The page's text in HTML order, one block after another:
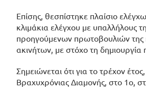
Επίσης, θεσπίστηκε πλαίσιο
κλιμάκια ελέγχου με υπαλλήλους
προηγούμενων πρωτοβουλιών
ακινήτων, με στόχο τη δημιουργία
Σημειώνεται ότι για το τρέχον
Βραχυχρόνιας Διαμονής, στο 1ο,